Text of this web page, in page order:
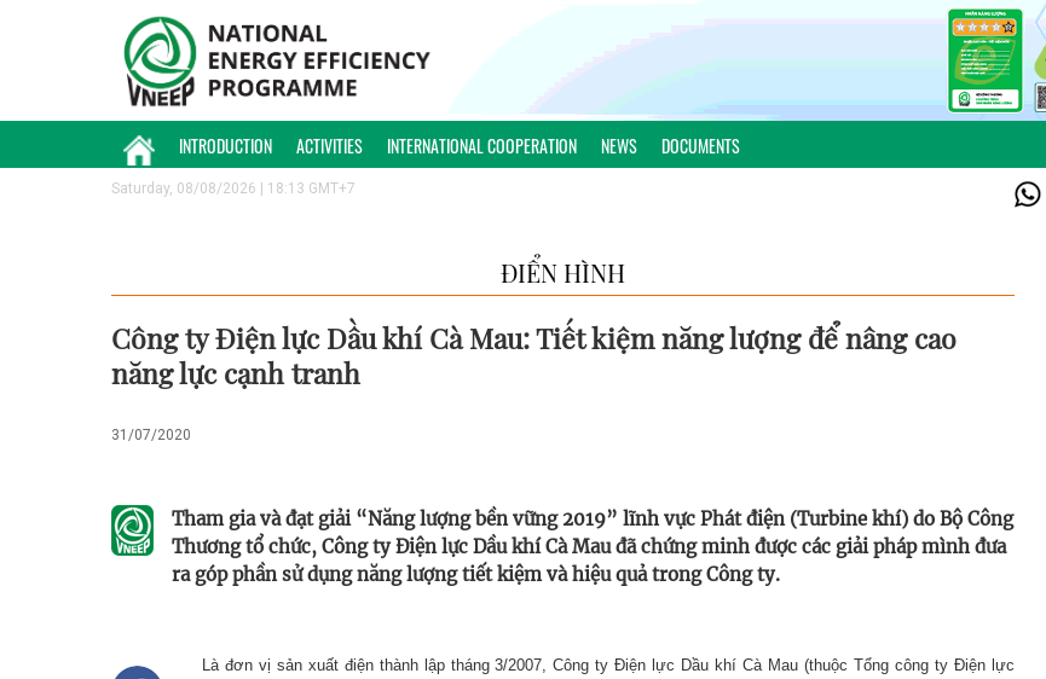
INTRODUCTION ACTIVITIES INTERNATIONAL COOPERATION NEWS DOCUMENTS
Saturday, 08/08/2026 | 18:13 GMT+7
ĐIỂN HÌNH
Công ty Điện lực Dầu khí Cà Mau: Tiết kiệm năng lượng để nâng cao
năng lực cạnh tranh
31/07/2020
Tham gia và đạt giải “Năng lượng bền vững 2019” lĩnh vực Phát điện (Turbine khí) do Bộ Công
Thương tổ chức, Công ty Điện lực Dầu khí Cà Mau đã chứng minh được các giải pháp mình đưa
ra góp phần sử dụng năng lượng tiết kiệm và hiệu quả trong Công ty.
Là đơn vị sản xuất điện thành lập tháng 3/2007, Công ty Điện lực Dầu khí Cà Mau (thuộc Tổng công ty Điện lực